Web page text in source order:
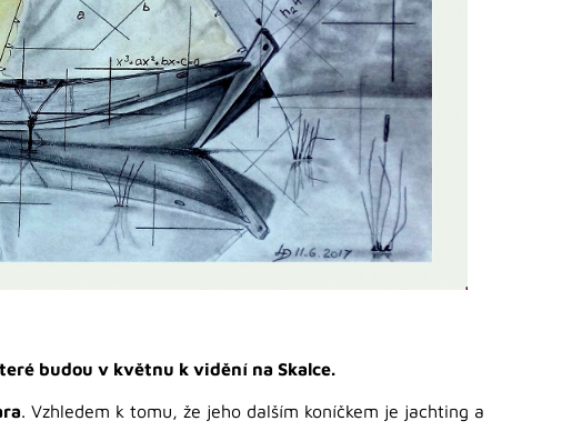
budou v květnu k vidění na Skalce.
. Vzhledem k tomu, že jeho dalším koníčkem je jachting a